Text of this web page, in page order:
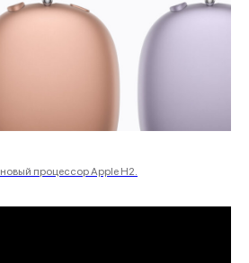
процессор Apple H2.